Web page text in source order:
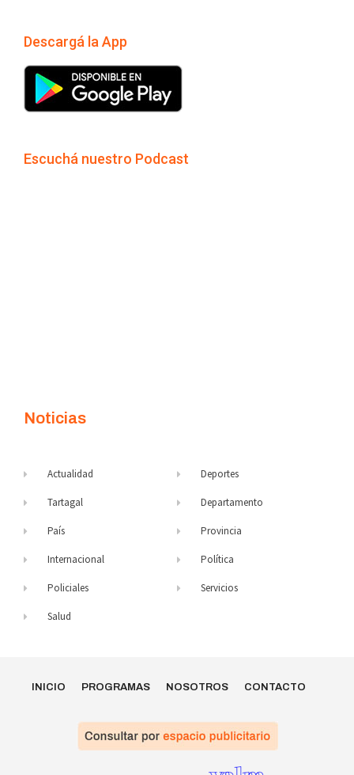
Descargá la App
Escuchá nuestro Podcast
Noticias
Actualidad
Tartagal
País
Internacional
Policiales
Salud
Deportes
Departamento
Provincia
Política
Servicios
INICIO PROGRAMAS NOSOTROS CONTACTO